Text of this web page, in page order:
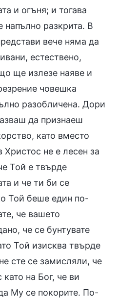
и огъня; и тогава
разкрита. В
вече няма да
естествено,
ще излезе наяве и
човешка
разобличена. Дори
да признаеш
като вместо
не е лесен за
Той е твърде
и че ти би се
Той беше един по-
че вашето
че се бунтувате
Той изисква твърде
сте се замисляли, че
като на Бог, че ви
Му се покорите. По-